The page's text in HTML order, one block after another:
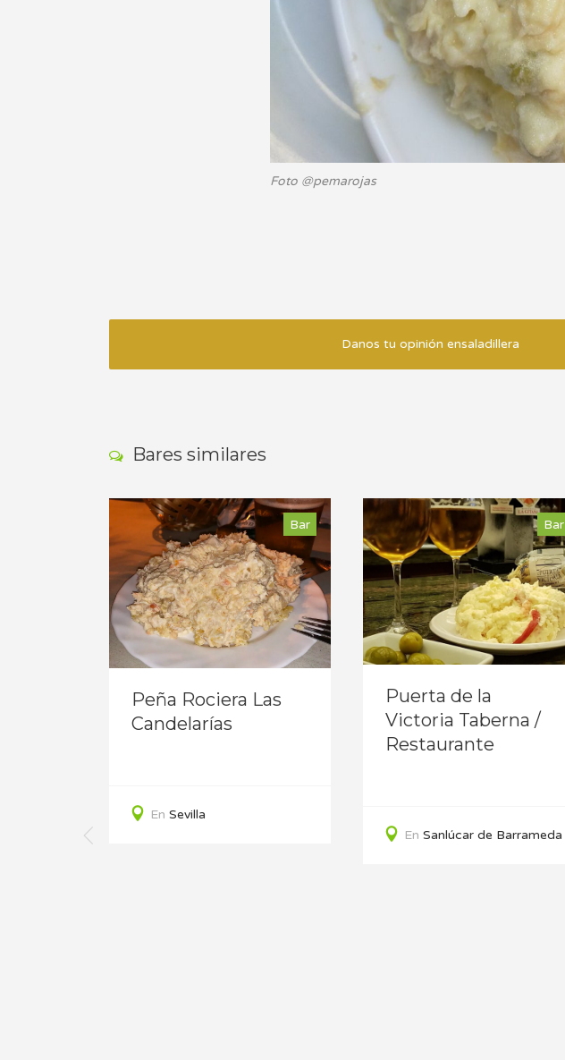
Foto @pemarojas
Danos tu opinión ensaladillera
Bares similares
Bar
Peña Rociera Las
Candelarías
En Sevilla
Bar
Puerta de la
Victoria Taberna /
Restaurante
En Sanlúcar de Barrameda